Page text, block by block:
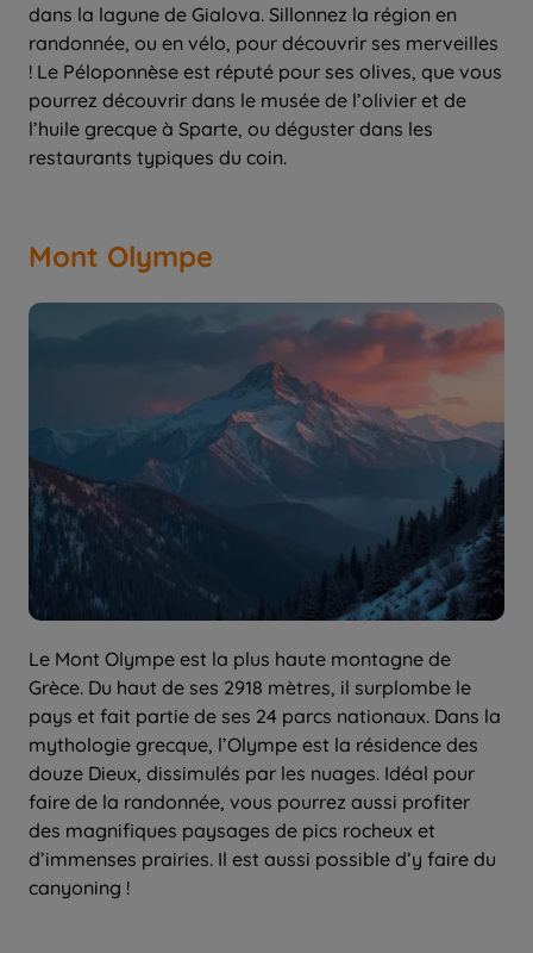
dans la lagune de Gialova. Sillonnez la région en
randonnée, ou en vélo, pour découvrir ses merveilles
! Le Péloponnèse est réputé pour ses olives, que vous
pourrez découvrir dans le musée de l’olivier et de
l’huile grecque à Sparte, ou déguster dans les
restaurants typiques du coin.
Mont Olympe
Le Mont Olympe est la plus haute montagne de
Grèce. Du haut de ses 2918 mètres, il surplombe le
pays et fait partie de ses 24 parcs nationaux. Dans la
mythologie grecque, l’Olympe est la résidence des
douze Dieux, dissimulés par les nuages. Idéal pour
faire de la randonnée, vous pourrez aussi profiter
des magnifiques paysages de pics rocheux et
d’immenses prairies. Il est aussi possible d’y faire du
canyoning !